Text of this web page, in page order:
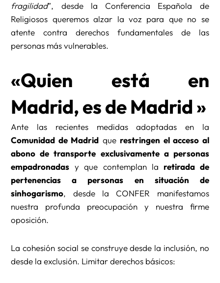
fragilidad”, desde la Conferencia Española de
Religiosos queremos alzar la voz para que no se
atente contra derechos fundamentales de las
personas más vulnerables.
«Quien está en
Madrid, es de Madrid »
Ante las recientes medidas adoptadas en la
Comunidad de Madrid que restringen el acceso al
abono de transporte exclusivamente a personas
empadronadas y que contemplan la retirada de
pertenencias a personas en situación de
sinhogarismo, desde la CONFER manifestamos
nuestra profunda preocupación y nuestra firme
oposición.
La cohesión social se construye desde la inclusión, no
desde la exclusión. Limitar derechos básicos: